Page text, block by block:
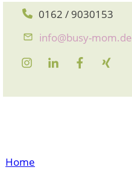
0162 / 9030153
info@busy-mom.de
Home